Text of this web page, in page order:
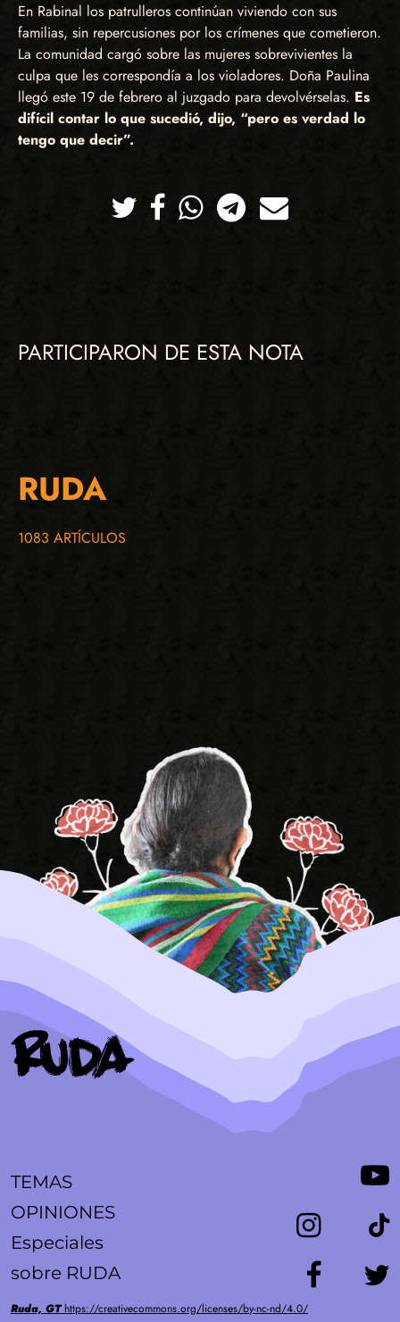
En Rabinal los patrulleros continúan viviendo con sus
familias, sin repercusiones por los crímenes que cometieron.
La comunidad cargó sobre las mujeres sobrevivientes la
culpa que les correspondía a los violadores. Doña Paulina
llegó este 19 de febrero al juzgado para devolvérselas. Es
difícil contar lo que sucedió, dijo, “pero es verdad lo
tengo que decir”.
TwitterFacebookWhatsappTelegramCorreo
PARTICIPARON DE ESTA NOTA
RUDA
1083 ARTÍCULOS
TEMAS
OPINIONES
Especiales
sobre RUDA
Ruda, GThttps://creativecommons.org/licenses/by-nc-nd/4.0/